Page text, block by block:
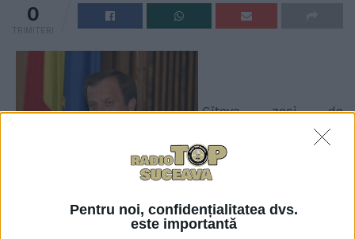
Pentru noi, confidențialitatea dvs.
este importantă
0
TRIMITERI
Cîteva zeci de
localităţi sucevene vor beneficia de suplimentări de
fonduri, după ce consilierii judeţeni au votat, astăzi,
rectificarea bugetului judeţean. Ei au aprobat